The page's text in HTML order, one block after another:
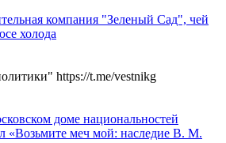
компания "Зеленый Сад", чей
холода
https://t.me/vestnikg
доме национальностей
«Возьмите меч мой: наследие В. М.